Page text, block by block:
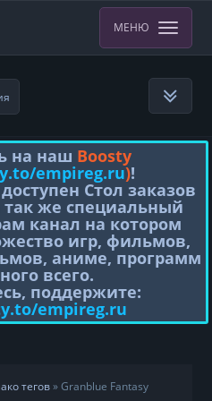
МЕНЮ
на наш Boosty
empireg.ru)!
Стол заказов
так же специальный
канал на котором
игр, фильмов,
аниме, программ
всего.
поддержите:
empireg.ru
тегов» Granblue Fantasy